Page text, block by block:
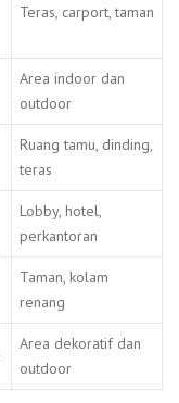
Teras, carport, taman
Area indoor dan
outdoor
Ruang tamu, dinding,
teras
Lobby, hotel,
perkantoran
Taman, kolam
renang
Area dekoratif dan
outdoor